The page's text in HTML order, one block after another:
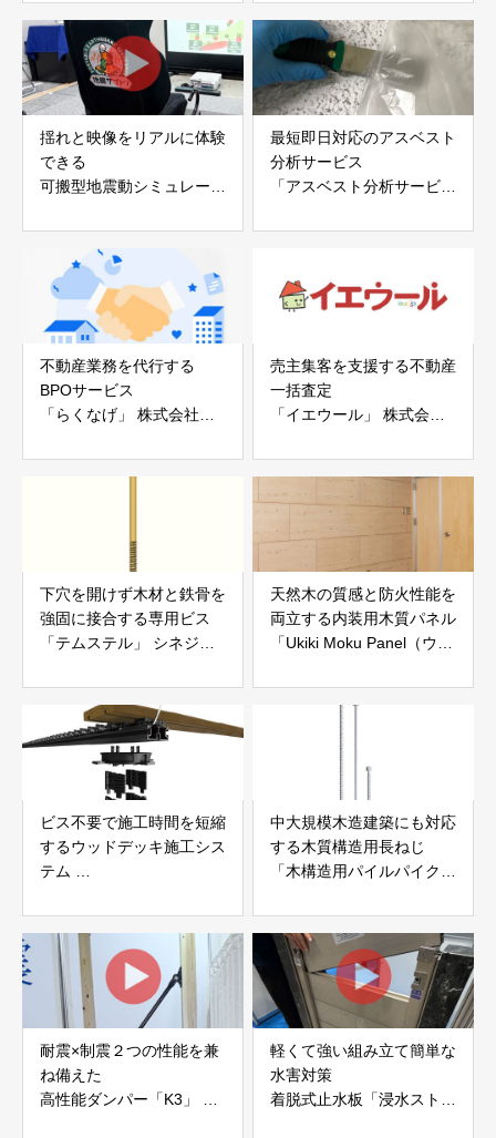
アイディールブレーン株式
会社
株式会社evoltz
揺れと映像をリアルに体験
できる
可搬型地震動シミュレータ
白山工業株式会社
最短即日対応のアスベスト
分析サービス
「アスベスト分析サービ
不動産業務を代行する
BPOサービス
「らくなげ」 株式会社い
売主集客を支援する不動産
一括査定
「イエウール」 株式会社
下穴を開けず木材と鉄骨を
強固に接合する専用ビス
「テムステル」 シネジッ
天然木の質感と防火性能を
両立する内装用木質パネル
「Ukiki Moku Panel（ウキ
社サンパテック
ビス不要で施工時間を短縮
するウッドデッキ施工シス
テム
JAPAN
中大規模木造建築にも対応
する木質構造用長ねじ
「木構造用パイルパイクビ
耐震×制震２つの性能を兼
ね備えた
高性能ダンパー「K3」 富
軽くて強い組み立て簡単な
水害対策
着脱式止水板「浸水ストッ